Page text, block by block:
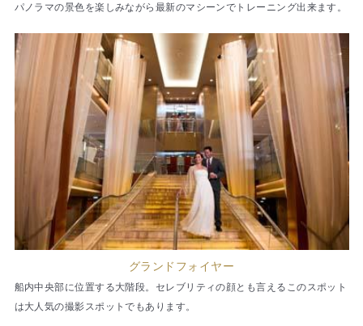
パノラマの景色を楽しみながら最新のマシーンでトレーニング出来ます。
グランドフォイヤー
船内中央部に位置する大階段。セレブリティの顔とも言えるこのスポット
は大人気の撮影スポットでもあります。